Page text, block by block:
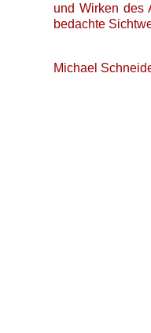
und Wirken des
bedachte
Michael